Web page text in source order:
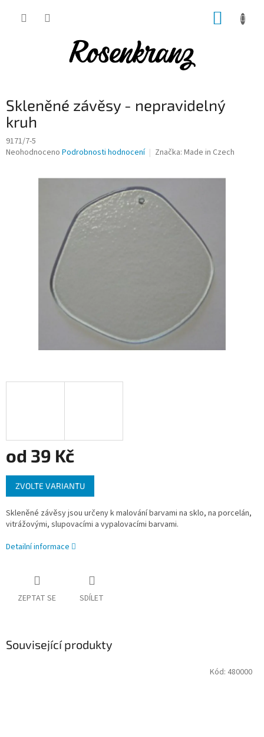
Skleněné závěsy - nepravidelný
kruh
9171/7-5
Průměrné
Neohodnoceno Podrobnosti hodnocení Značka: Made in Czech
od 39 Kč
Měrná
cena:
ZVOLTE VARIANTU
Skleněné závěsy jsou určeny k malování barvami na sklo, na porcelán,
vitrážovými, slupovacími a vypalovacími barvami.
Detailní informace
ZEPTAT SE SDÍLET
Související produkty
Kód: 480000